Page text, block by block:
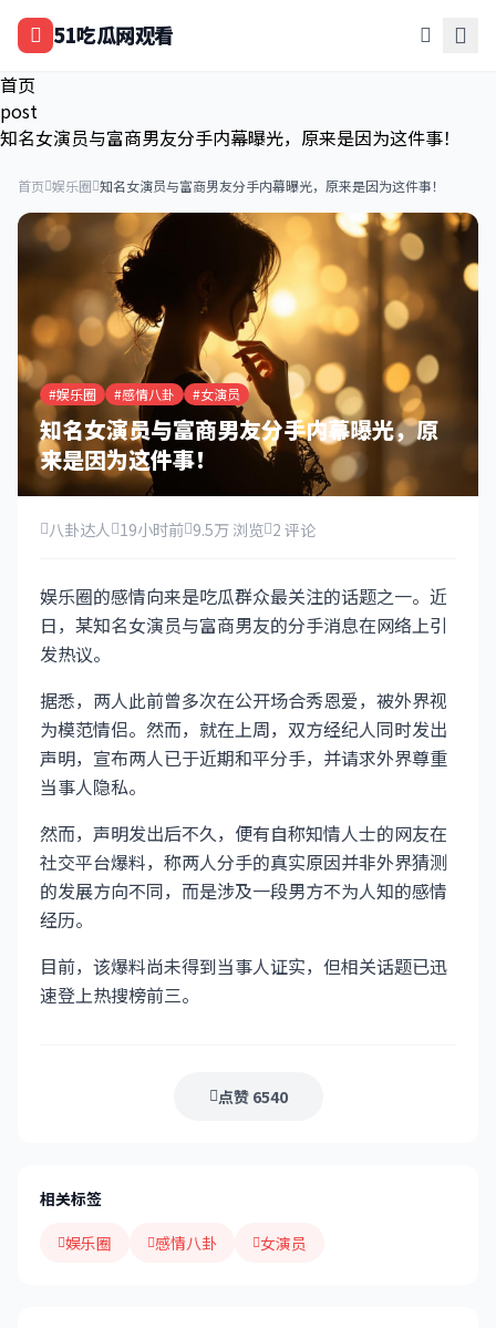
跳过导航
51吃瓜网观看
首页
post
知名女演员与富商男友分手内幕曝光，原来是因为这件事！
首页 娱乐圈 知名女演员与富商男友分手内幕曝光，原来是因为这件事！
#娱乐圈 #感情八卦 #女演员
知名女演员与富商男友分手内幕曝光，原
来是因为这件事！
八卦达人 19小时前 9.5万 浏览 2 评论
娱乐圈的感情向来是吃瓜群众最关注的话题之一。近
日，某知名女演员与富商男友的分手消息在网络上引
发热议。
据悉，两人此前曾多次在公开场合秀恩爱，被外界视
为模范情侣。然而，就在上周，双方经纪人同时发出
声明，宣布两人已于近期和平分手，并请求外界尊重
当事人隐私。
然而，声明发出后不久，便有自称知情人士的网友在
社交平台爆料，称两人分手的真实原因并非外界猜测
的发展方向不同，而是涉及一段男方不为人知的感情
经历。
目前，该爆料尚未得到当事人证实，但相关话题已迅
速登上热搜榜前三。
点赞 6540
相关标签
娱乐圈
感情八卦 女演员